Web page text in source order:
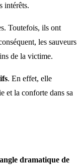
intérêts.
Toutefois, ils ont
les sauveurs
de la victime.
. En effet, elle
et la conforte dans sa
dramatique de